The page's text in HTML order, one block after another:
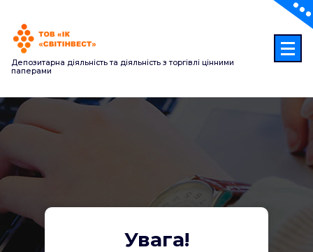
контенту
Депозитарна діяльність та діяльність з торгівлі цінними
паперами
Увага!